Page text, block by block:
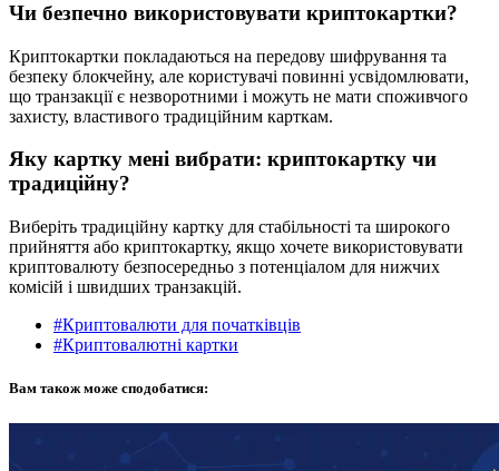
Чи безпечно використовувати криптокартки?
Криптокартки покладаються на передову шифрування та
безпеку блокчейну, але користувачі повинні усвідомлювати,
що транзакції є незворотними і можуть не мати споживчого
захисту, властивого традиційним карткам.
Яку картку мені вибрати: криптокартку чи
традиційну?
Виберіть традиційну картку для стабільності та широкого
прийняття або криптокартку, якщо хочете використовувати
криптовалюту безпосередньо з потенціалом для нижчих
комісій і швидших транзакцій.
#Криптовалюти для початківців
#Криптовалютні картки
Вам також може сподобатися: